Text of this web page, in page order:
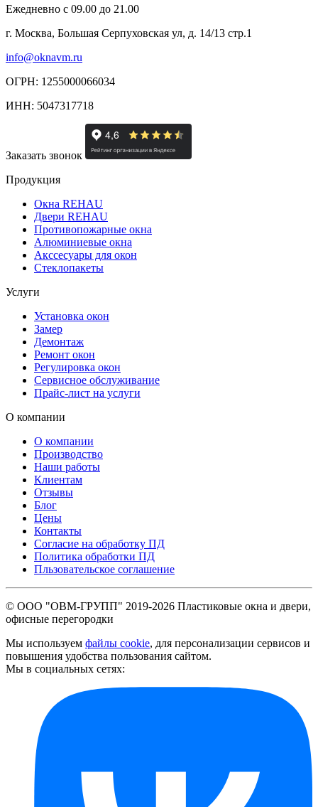
Ежедневно с 09.00 до 21.00
г. Москва, Большая Серпуховская ул, д. 14/13 стр.1
info@oknavm.ru
ОГРН: 1255000066034
ИНН: 5047317718
Заказать звонок
Продукция
Окна REHAU
Двери REHAU
Противопожарные окна
Алюминиевые окна
Акссесуары для окон
Стеклопакеты
Услуги
Установка окон
Замер
Демонтаж
Ремонт окон
Регулировка окон
Сервисное обслуживание
Прайс-лист на услуги
О компании
О компании
Производство
Наши работы
Клиентам
Отзывы
Блог
Цены
Контакты
Согласие на обработку ПД
Политика обработки ПД
Пльзовательское соглашение
© ООО "ОВМ-ГРУПП" 2019-2026 Пластиковые окна и двери,
офисные перегородки
Мы используем файлы cookie, для персонализации сервисов и
повышения удобства пользования сайтом.
Мы в социальных сетях: